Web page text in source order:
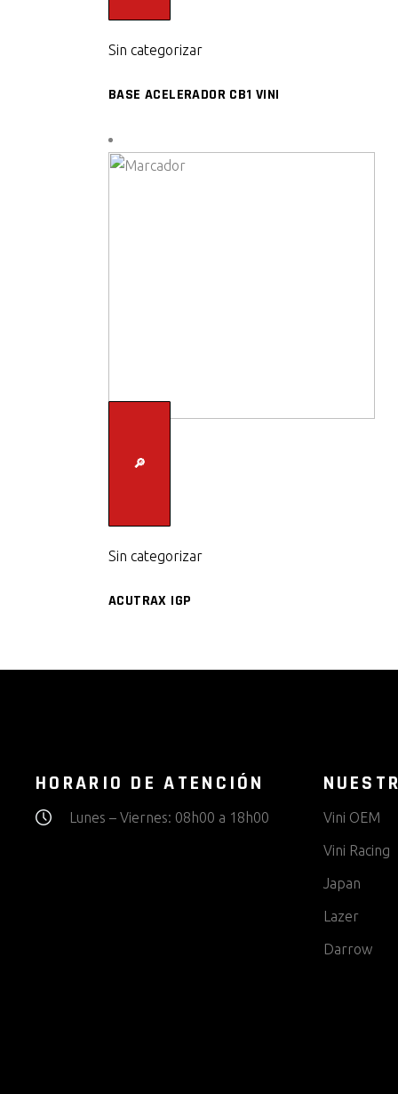
Sin categorizar
BASE ACELERADOR CB1 VINI
🔎
Sin categorizar
ACUTRAX IGP
HORARIO DE ATENCIÓN
Lunes – Viernes: 08h00 a 18h00 Vini OEM
Vini Racing
Japan
Lazer
Darrow